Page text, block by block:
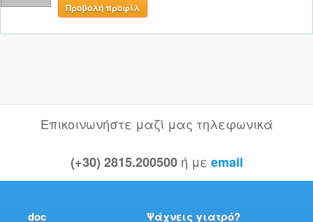
Προβολή προφίλ
Επικοινωνήστε μαζί μας τηλεφωνικά
(+30) 2815.200500 ή με email
doc Ψάχνεις γιατρό?